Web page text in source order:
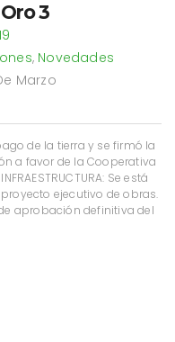
3
, Novedades
Marzo
de la tierra y se firmó la
a favor de la Cooperativa
Se está
ejecutivo de obras.
aprobación definitiva del